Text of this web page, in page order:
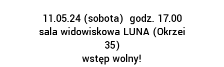
11.05.24 (sobota) godz. 17.00
sala widowiskowa LUNA (Okrzei
35)
wstęp wolny!